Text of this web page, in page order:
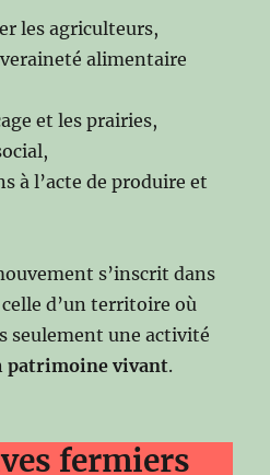
les agriculteurs,
alimentaire
et les prairies,
à l’acte de produire et
s’inscrit dans
d’un territoire où
seulement une activité
patrimoine vivant.
fermiers